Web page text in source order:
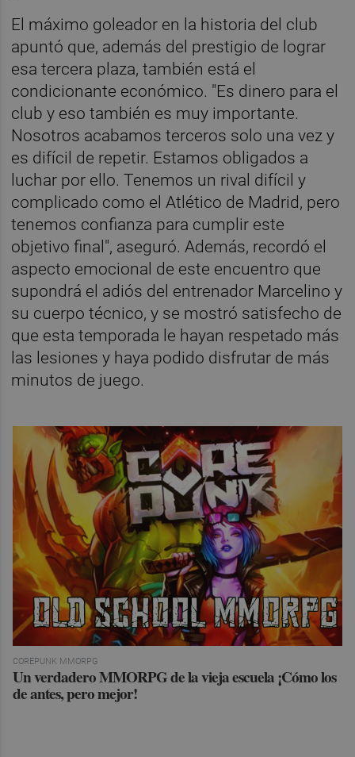
El máximo goleador en la historia del club
apuntó que, además del prestigio de lograr
esa tercera plaza, también está el
condicionante económico. "Es dinero para el
club y eso también es muy importante.
Nosotros acabamos terceros solo una vez y
es difícil de repetir. Estamos obligados a
luchar por ello. Tenemos un rival difícil y
complicado como el Atlético de Madrid, pero
tenemos confianza para cumplir este
objetivo final", aseguró. Además, recordó el
aspecto emocional de este encuentro que
supondrá el adiós del entrenador Marcelino y
su cuerpo técnico, y se mostró satisfecho de
que esta temporada le hayan respetado más
las lesiones y haya podido disfrutar de más
minutos de juego.
COREPUNK MMORPG
Un verdadero MMORPG de la vieja escuela ¡Cómo los
de antes, pero mejor!